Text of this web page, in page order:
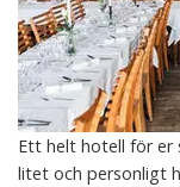
Ett helt hotell för er
litet och personligt